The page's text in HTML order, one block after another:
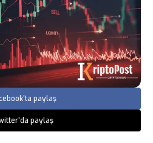
paylaş
paylaş